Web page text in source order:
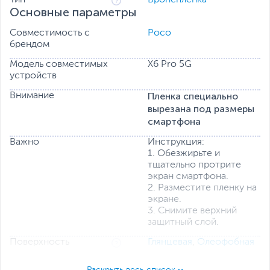
Основные параметры
Совместимость с
брендом
Poco
Модель совместимых
устройств
X6 Pro 5G
Внимание
Пленка специально
вырезана под размеры
смартфона
Важно
Инструкция:
1. Обезжирьте и
тщательно протрите
экран смартфона.
2. Разместите пленку на
экране.
3. Снимите верхний
защитный слой.
Поверхность Глянцевая Олеофобная